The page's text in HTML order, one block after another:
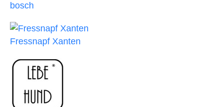
bosch
Fressnapf Xanten